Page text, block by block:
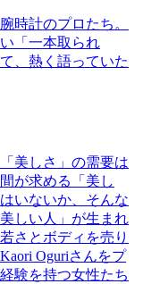
時計のプロたち。
「一本取られ
、熱く語っていた
美しさ」の需要は
が求める「美し
いないか、そんな
しい人」が生まれ
さとボディを売り
Oguriさんをプ
験を持つ女性たち